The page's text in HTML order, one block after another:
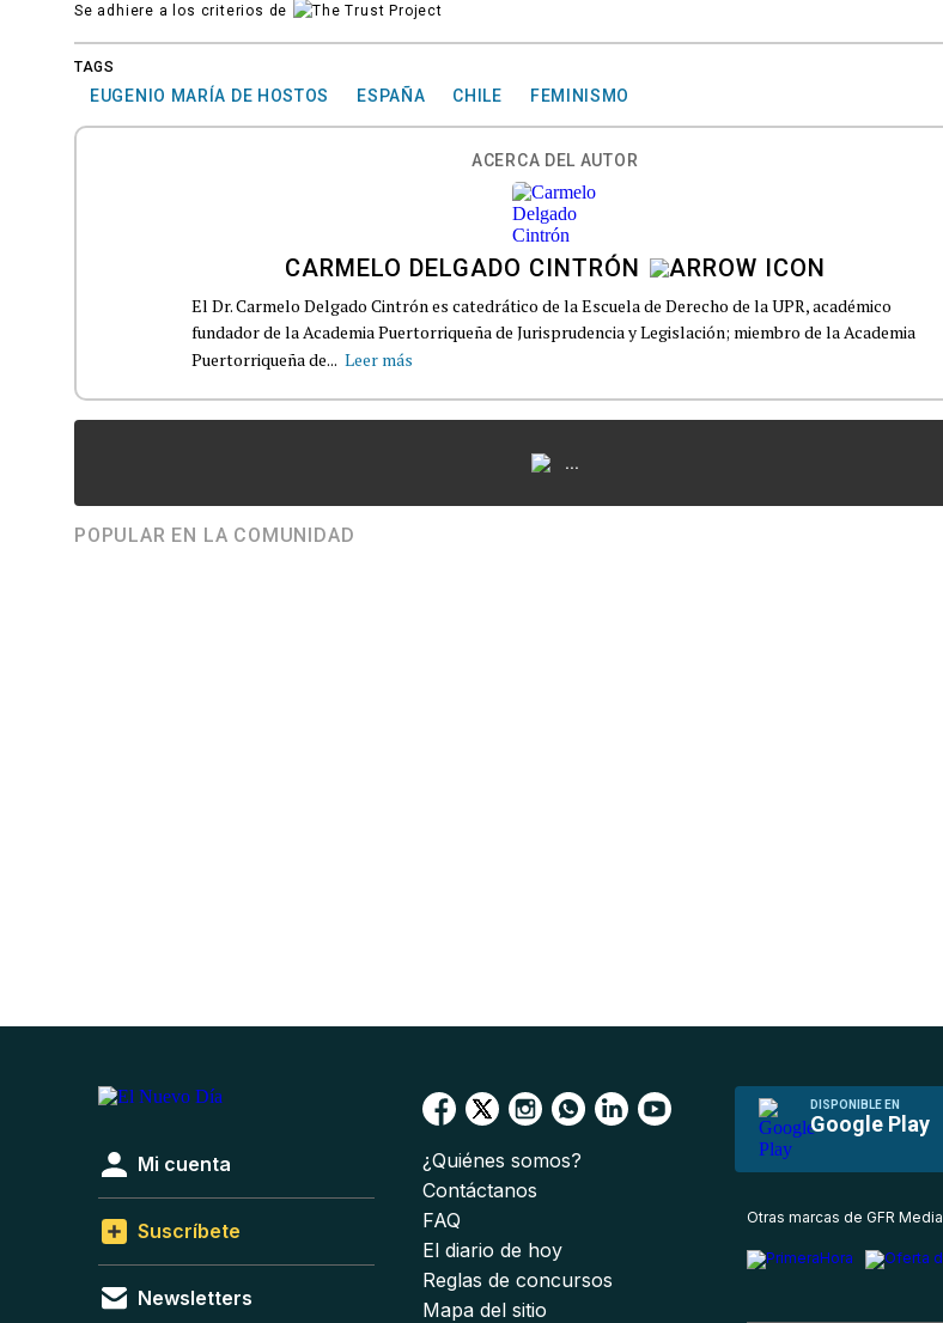
Se adhiere a los criterios de
TAGS
EUGENIO MARÍA DE HOSTOS ESPAÑA CHILE FEMINISMO
ACERCA DEL AUTOR
CARMELO DELGADO CINTRÓN
El Dr. Carmelo Delgado Cintrón es catedrático de la Escuela de Derecho de la UPR, académico
fundador de la Academia Puertorriqueña de Jurisprudencia y Legislación; miembro de la Academia
Puertorriqueña de... Leer más
...
POPULAR EN LA COMUNIDAD
DISPONIBLE EN
Google Play
Mi cuenta
Suscríbete
Newsletters
¿Quiénes somos?
Contáctanos
FAQ
El diario de hoy
Reglas de concursos
Mapa del sitio
Otras marcas de GFR Media